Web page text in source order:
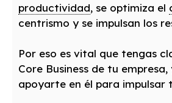
productividad, se optimiza el
centrismo y se impulsan los
Por eso es vital que tengas
Core Business de tu
apoyarte en él para impulsar